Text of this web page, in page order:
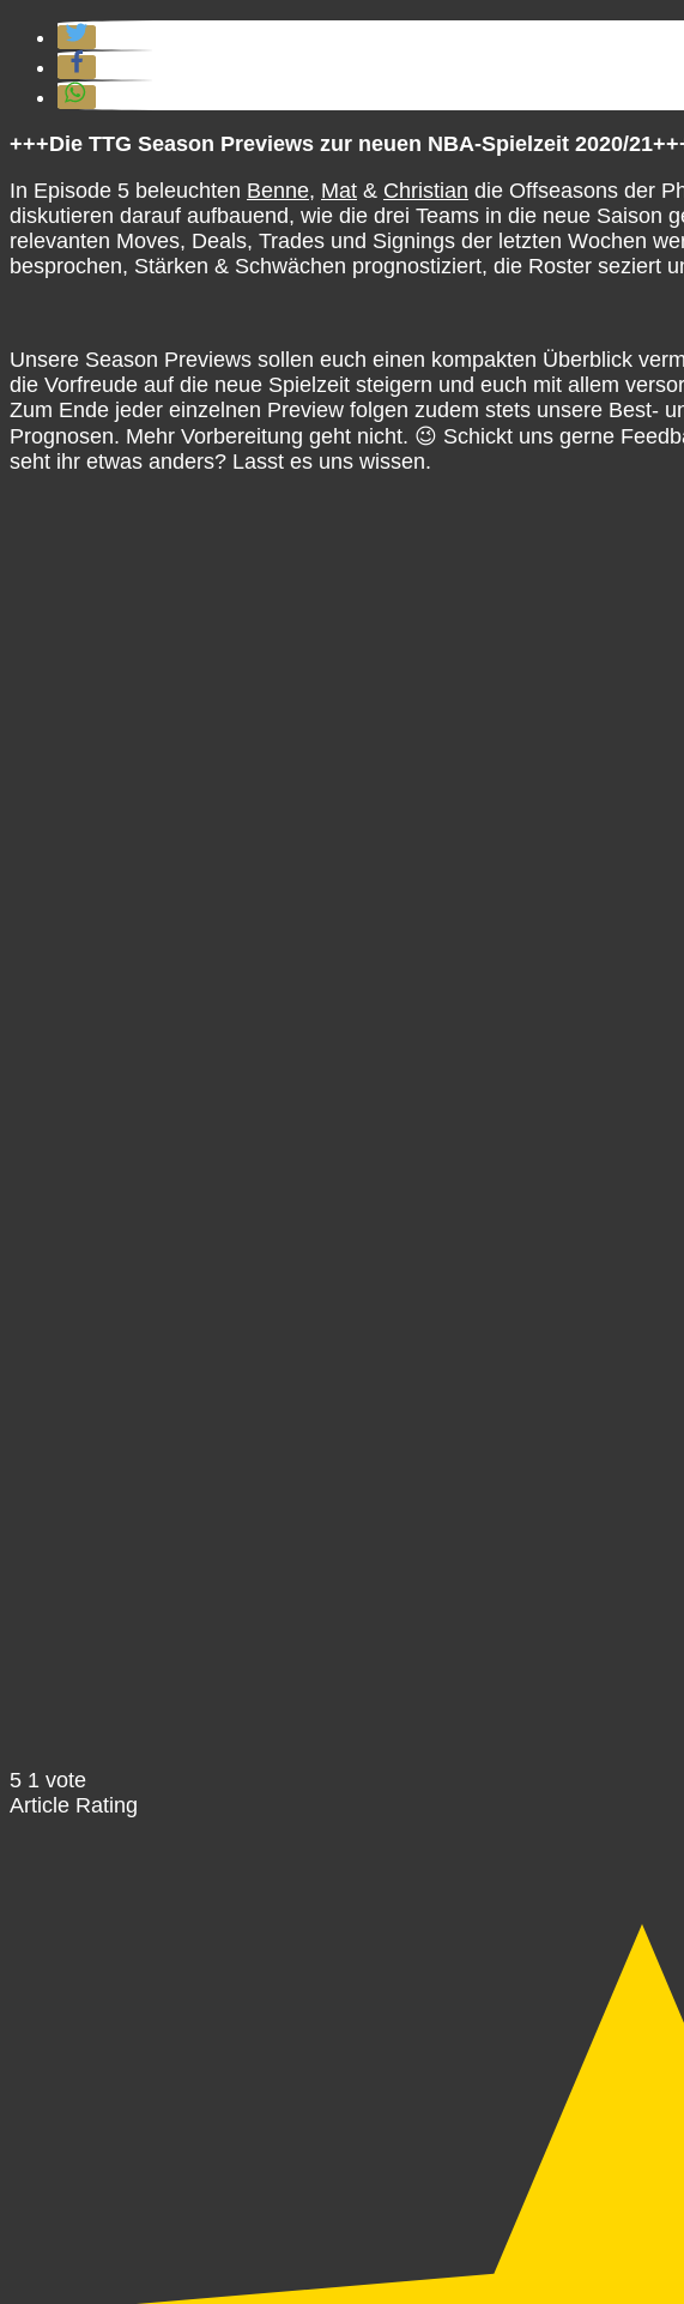
+++Die TTG Season Previews zur neuen NBA-Spielzeit 2020/
In Episode 5 beleuchten Benne, Mat & Christian die Offseasons der
diskutieren darauf aufbauend, wie die drei Teams in die neue Saison
relevanten Moves, Deals, Trades und Signings der letzten Wochen
besprochen, Stärken & Schwächen prognostiziert, die Roster seziert
Unsere Season Previews sollen euch einen kompakten Überblick
die Vorfreude auf die neue Spielzeit steigern und euch mit allem
Zum Ende jeder einzelnen Preview folgen zudem stets unsere Best-
Prognosen. Mehr Vorbereitung geht nicht. 😉 Schickt uns gerne
seht ihr etwas anders? Lasst es uns wissen.
5 1 vote
Article Rating